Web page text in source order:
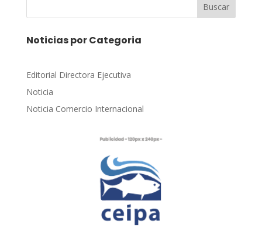
Buscar
Noticias por Categoria
Editorial Directora Ejecutiva
Noticia
Noticia Comercio Internacional